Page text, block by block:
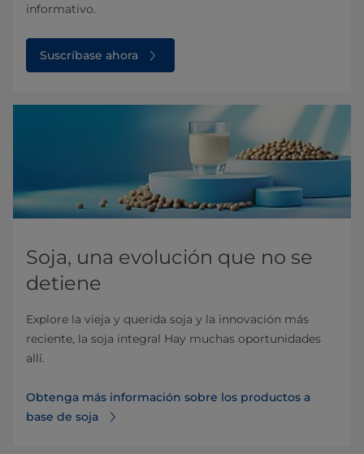
informativo.
Suscríbase ahora
Soja, una evolución que no se
detiene
Explore la vieja y querida soja y la innovación más
reciente, la soja integral Hay muchas oportunidades
allí.
Obtenga más información sobre los productos a
base de soja